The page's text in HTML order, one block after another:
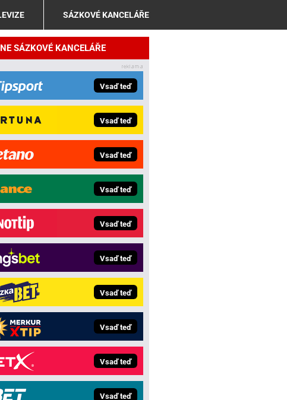
SÁZKOVÉ KANCELÁŘE
SÁZKOVÉ KANCELÁŘE
Vsaď teď
Vsaď teď
Vsaď teď
Vsaď teď
Vsaď teď
Vsaď teď
Vsaď teď
Vsaď teď
Vsaď teď
Vsaď teď